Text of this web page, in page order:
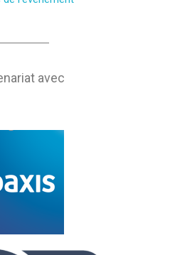
avec